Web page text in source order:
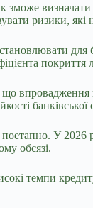
визначати
ризики,
для
покриття
впровадження
У 2026
обсязі.
темпи